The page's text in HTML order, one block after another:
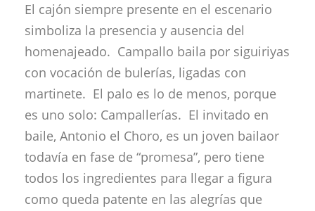
El cajón siempre presente en el escenario
simboliza la presencia y ausencia del
homenajeado. Campallo baila por siguiriyas
con vocación de bulerías, ligadas con
martinete. El palo es lo de menos, porque
es uno solo: Campallerías. El invitado en
baile, Antonio el Choro, es un joven bailaor
todavía en fase de “promesa”, pero tiene
todos los ingredientes para llegar a figura
como queda patente en las alegrías que